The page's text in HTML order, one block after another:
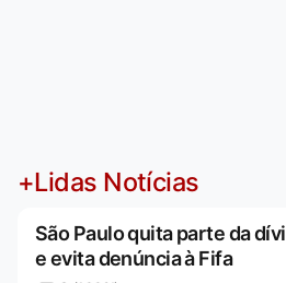
+Lidas Notícias
São Paulo quita parte da
e evita denúncia à Fifa